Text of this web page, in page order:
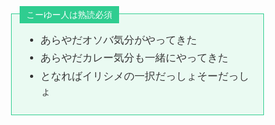
こーゆー人は熟読必須
あらやだオソバ気分がやってきた
あらやだカレー気分も一緒にやってきた
となればイリシメの一択だっしょそーだっし
ょ